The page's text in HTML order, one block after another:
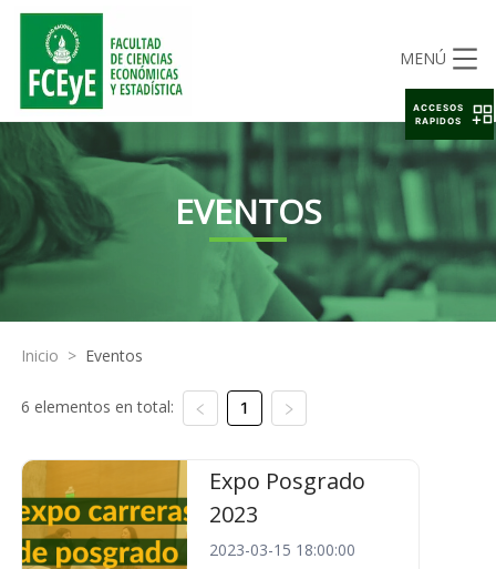
MENÚ
EVENTOS
Inicio > Eventos
6 elementos en total: 1
Expo Posgrado
2023
2023-03-15 18:00:00
ACCESOS
RAPIDOS